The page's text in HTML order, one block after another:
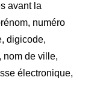
avant la
numéro
digicode,
nom de ville,
électronique,